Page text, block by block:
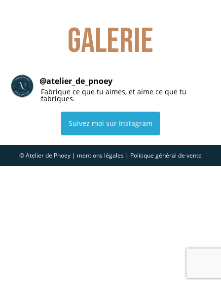
galerie
@atelier_de_pnoey
Fabrique ce que tu aimes, et aime ce que tu
fabriques.
Suivez moi sur Instagram
© Atelier de Pnoey | mentions légales | Politique général de vente